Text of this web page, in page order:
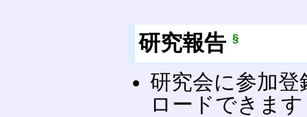
研究報告§
研究会に参加
ロードできます